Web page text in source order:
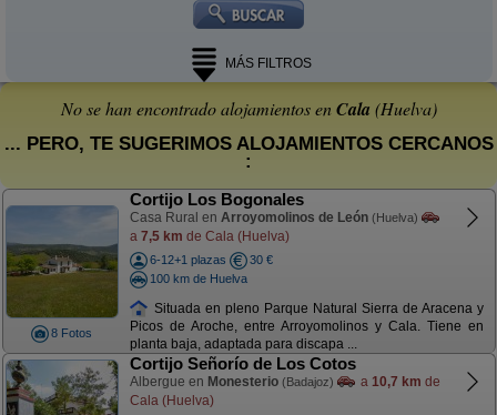
MÁS FILTROS
No se han encontrado alojamientos enCala (Huelva)
... PERO, TE SUGERIMOS ALOJAMIENTOS CERCANOS
:
8 Fotos
Cortijo Los Bogonales
Casa Rural en Arroyomolinos de León (Huelva)
a 7,5 km de Cala (Huelva)
6-12+1 plazas
30 €
100 km de Huelva
Situada en pleno Parque Natural Sierra de Aracena y
Picos de Aroche, entre Arroyomolinos y Cala. Tiene en
planta baja, adaptada para discapa ...
Cortijo Señorío de Los Cotos
Albergue en Monesterio (Badajoz) a 10,7 km de
Cala (Huelva)